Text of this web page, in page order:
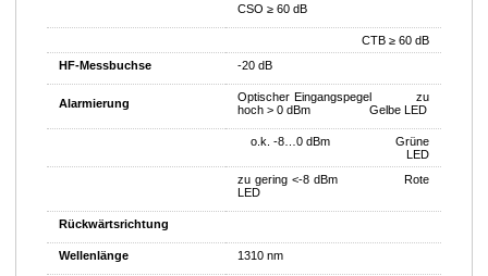
CSO ≥ 60 dB
CTB ≥ 60 dB
HF-Messbuchse
-20 dB
Alarmierung
Optischer Eingangspegel zu
hoch > 0 dBm Gelbe LED
o.k. -8…0 dBm Grüne
LED
zu gering <-8 dBm Rote
LED
Rückwärtsrichtung
Wellenlänge 1310 nm